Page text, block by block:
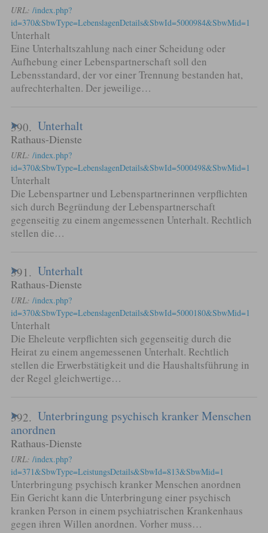
URL: /index.php?
id=370&SbwType=LebenslagenDetails&SbwId=5000984&SbwMid=1
Unterhalt
Eine Unterhaltszahlung nach einer Scheidung oder
Aufhebung einer Lebenspartnerschaft soll den
Lebensstandard, der vor einer Trennung bestanden hat,
aufrechterhalten. Der jeweilige…
390. Unterhalt
Rathaus-Dienste
URL: /index.php?
id=370&SbwType=LebenslagenDetails&SbwId=5000498&SbwMid=1
Unterhalt
Die Lebenspartner und Lebenspartnerinnen verpflichten
sich durch Begründung der Lebenspartnerschaft
gegenseitig zu einem angemessenen Unterhalt. Rechtlich
stellen die…
391. Unterhalt
Rathaus-Dienste
URL: /index.php?
id=370&SbwType=LebenslagenDetails&SbwId=5000180&SbwMid=1
Unterhalt
Die Eheleute verpflichten sich gegenseitig durch die
Heirat zu einem angemessenen Unterhalt. Rechtlich
stellen die Erwerbstätigkeit und die Haushaltsführung in
der Regel gleichwertige…
392. Unterbringung psychisch kranker Menschen
anordnen
Rathaus-Dienste
URL: /index.php?
id=371&SbwType=LeistungsDetails&SbwId=813&SbwMid=1
Unterbringung psychisch kranker Menschen anordnen
Ein Gericht kann die Unterbringung einer psychisch
kranken Person in einem psychiatrischen Krankenhaus
gegen ihren Willen anordnen. Vorher muss…